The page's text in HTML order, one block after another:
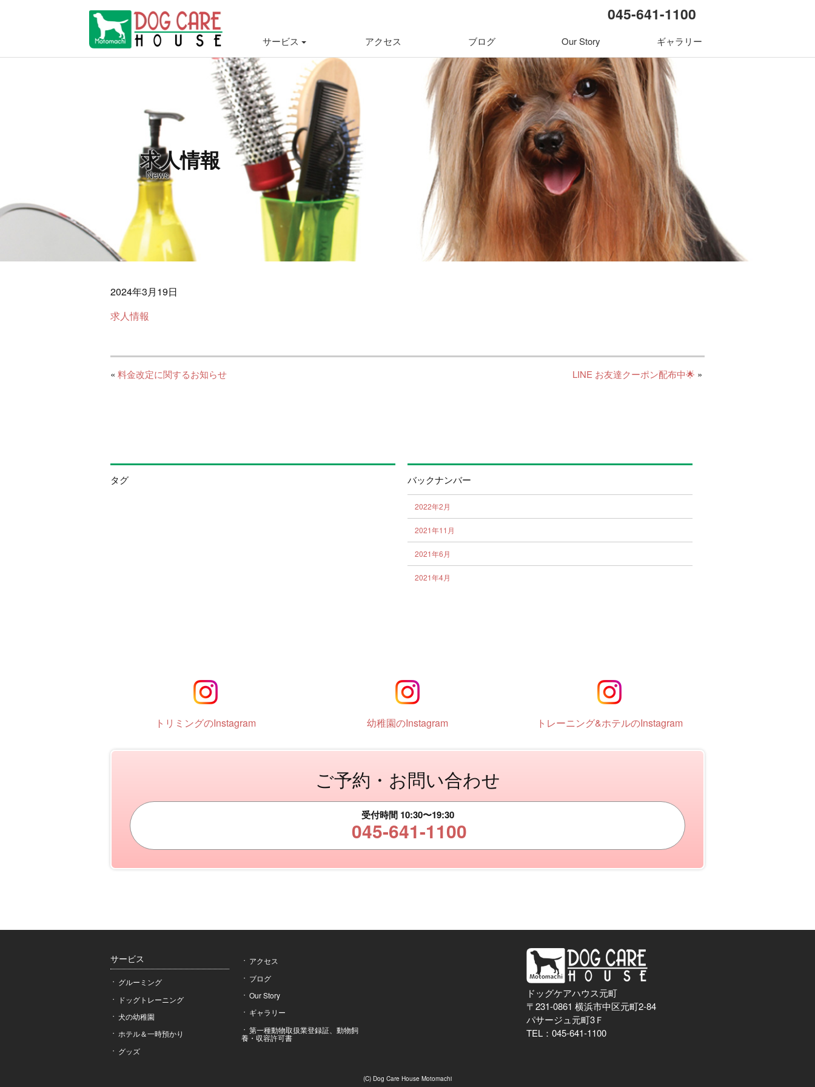
045-641-1100
サービス
グルーミング
ドッグトレーニング
犬の幼稚園
ホテル＆一時預かり
グッズ
アクセス ブログ Our Story ギャラリー
求人情報
News
2024年3月19日
求人情報
« 料金改定に関するお知らせ LINE お友達クーポン配布中🌟 »
タグ バックナンバー
2022年2月
2021年11月
2021年6月
2021年4月
トリミングのInstagram 幼稚園のInstagram トレーニング&ホテルのInstagram
ご予約・お問い合わせ
受付時間 10:30〜19:30
045-641-1100
サービス
グルーミング
ドッグトレーニング
犬の幼稚園
ホテル＆一時預かり
グッズ
アクセス
ブログ
Our Story
ギャラリー
第一種動物取扱業登録証、動物飼
養・収容許可書
ドッグケアハウス元町
〒231-0861 横浜市中区元町2-84
パサージュ元町3Ｆ
TEL：045-641-1100
(C) Dog Care House Motomachi